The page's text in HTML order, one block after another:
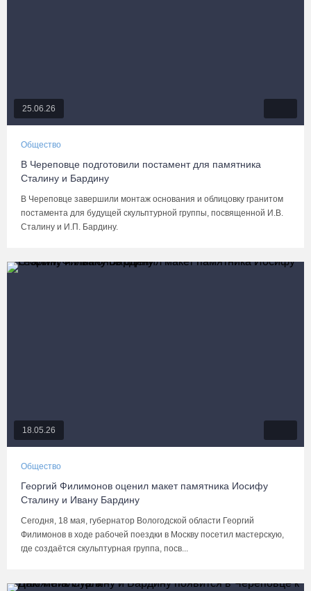
25.06.26
Общество
В Череповце подготовили постамент для памятника
Сталину и Бардину
В Череповце завершили монтаж основания и облицовку гранитом
постамента для будущей скульптурной группы, посвященной И.В.
Сталину и И.П. Бардину.
18.05.26
Общество
Георгий Филимонов оценил макет памятника Иосифу
Сталину и Ивану Бардину
Сегодня, 18 мая, губернатор Вологодской области Георгий
Филимонов в ходе рабочей поездки в Москву посетил мастерскую,
где создаётся скульптурная группа, посв...